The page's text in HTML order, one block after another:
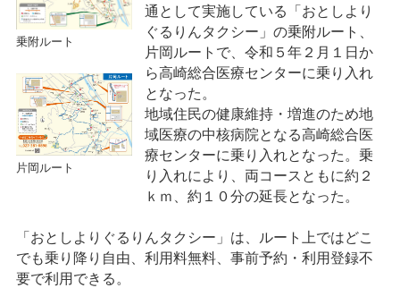
乗附ルート
片岡ルート
通として実施している「おとしより
ぐるりんタクシー」の乗附ルート、
片岡ルートで、令和５年２月１日か
ら高崎総合医療センターに乗り入れ
となった。
地域住民の健康維持・増進のため地
域医療の中核病院となる高崎総合医
療センターに乗り入れとなった。乗
り入れにより、両コースともに約２
ｋｍ、約１０分の延長となった。
「おとしよりぐるりんタクシー」は、ルート上ではどこ
でも乗り降り自由、利用料無料、事前予約・利用登録不
要で利用できる。